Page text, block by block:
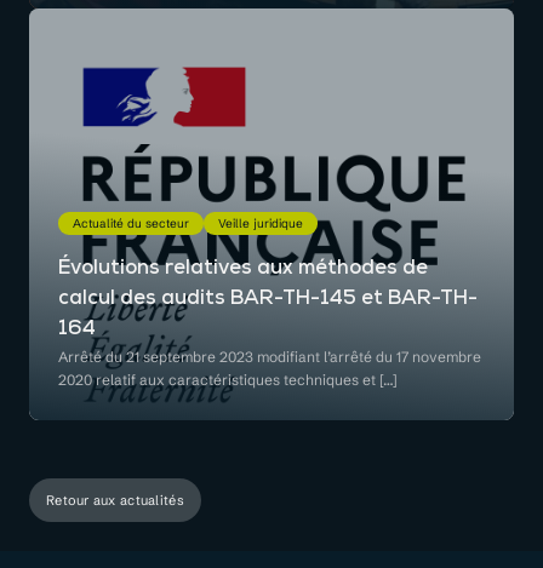
Actualité du secteur Veille juridique
Évolutions relatives aux méthodes de
calcul des audits BAR-TH-145 et BAR-TH-
164
Arrêté du 21 septembre 2023 modifiant l’arrêté du 17 novembre
2020 relatif aux caractéristiques techniques et […]
Retour aux actualités